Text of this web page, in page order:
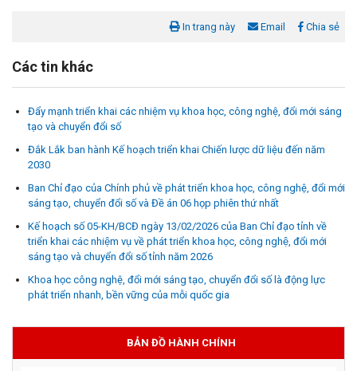
In trang này Email Chia sẻ
Các tin khác
Đẩy mạnh triển khai các nhiệm vụ khoa học, công nghệ, đổi mới sáng
tạo và chuyển đổi số
Đắk Lắk ban hành Kế hoạch triển khai Chiến lược dữ liệu đến năm
2030
Ban Chỉ đạo của Chính phủ về phát triển khoa học, công nghệ, đổi mới
sáng tạo, chuyển đổi số và Đề án 06 họp phiên thứ nhất
Kế hoạch số 05-KH/BCĐ ngày 13/02/2026 của Ban Chỉ đạo tỉnh về
triển khai các nhiệm vụ về phát triển khoa học, công nghệ, đổi mới
sáng tạo và chuyển đổi số tỉnh năm 2026
Khoa học công nghệ, đổi mới sáng tạo, chuyển đổi số là động lực
phát triển nhanh, bền vững của mỗi quốc gia
BẢN ĐỒ HÀNH CHÍNH